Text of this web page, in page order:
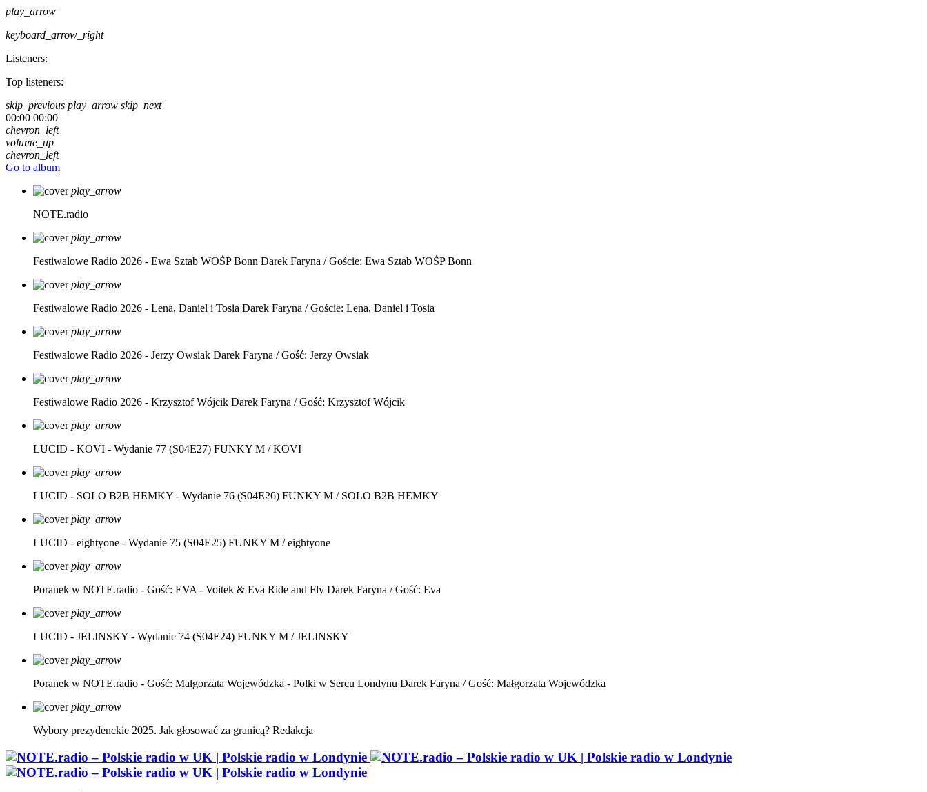
play_arrow
keyboard_arrow_right
Listeners:
Top listeners:
skip_previous play_arrow skip_next
00:00 00:00
chevron_left
volume_up
chevron_left
Go to album
play_arrow
NOTE.radio
play_arrow
Festiwalowe Radio 2026 - Ewa Sztab WOŚP Bonn Darek Faryna / Goście: Ewa Sztab WOŚP Bonn
play_arrow
Festiwalowe Radio 2026 - Lena, Daniel i Tosia Darek Faryna / Goście: Lena, Daniel i Tosia
play_arrow
Festiwalowe Radio 2026 - Jerzy Owsiak Darek Faryna / Gość: Jerzy Owsiak
play_arrow
Festiwalowe Radio 2026 - Krzysztof Wójcik Darek Faryna / Gość: Krzysztof Wójcik
play_arrow
LUCID - KOVI - Wydanie 77 (S04E27) FUNKY M / KOVI
play_arrow
LUCID - SOLO B2B HEMKY - Wydanie 76 (S04E26) FUNKY M / SOLO B2B HEMKY
play_arrow
LUCID - eightyone - Wydanie 75 (S04E25) FUNKY M / eightyone
play_arrow
Poranek w NOTE.radio - Gość: EVA - Voitek & Eva Ride and Fly Darek Faryna / Gość: Eva
play_arrow
LUCID - JELINSKY - Wydanie 74 (S04E24) FUNKY M / JELINSKY
play_arrow
Poranek w NOTE.radio - Gość: Małgorzata Wojewódzka - Polki w Sercu Londynu Darek Faryna / Gość: Małgorzata Wojewódzka
play_arrow
Wybory prezydenckie 2025. Jak głosować za granicą? Redakcja